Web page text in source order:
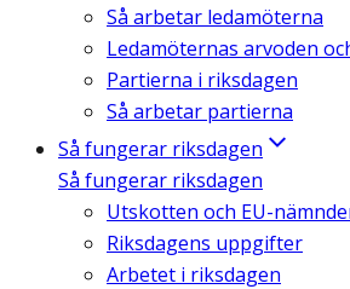
Så arbetar ledamöterna
Ledamöternas arvoden
Partierna i riksdagen
Så arbetar partierna
Så fungerar riksdagen
Så fungerar riksdagen
Utskotten och EU-
Riksdagens uppgifter
Arbetet i riksdagen